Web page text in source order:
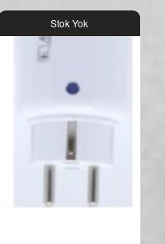
Stok Yok